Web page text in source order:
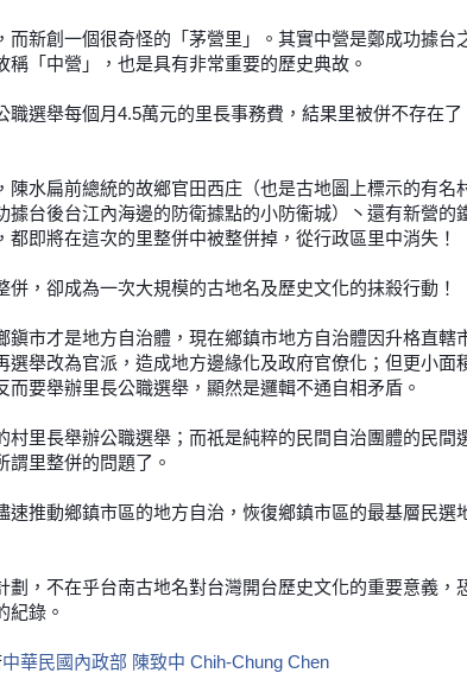
而新創一個很奇怪的 「茅營里」。其實中營是鄭成功據台
稱「中營」，也是具有非常重要的歷史典故。
職選舉每個月4.5萬元的里長事務費，結果里被併不存在了
陳水扁前總統的故鄉官田西庄（也是古地圖上標示的有名
據台後台江內海邊的防衛據點的小防衞城）丶還有新營的
，都即將在這次的里整併中被整併掉，從行政區里中消失！
併，卻成為一次大規模的古地名及歷史文化的抹殺行動！
鎭市才是地方自治體 ，現在鄉鎮市地方自治體因升格直轄
選舉改為官派，造成地方邊緣化及政府官僚化；但更小面
而要舉辦里長公職選舉，顯然是邏輯不通自相矛盾。
村里長舉辦公職選舉 ；而祇是純粹的民間自治團體的民間
謂里整併的問題了。
速推動鄉鎮市區的地方自治，恢復鄉鎮市區的最基層民選
劃，不在乎台南古地名對台灣開台歷史文化的重要意義，
紀錄。
中華民國內政部 陳致中 Chih-Chung Chen